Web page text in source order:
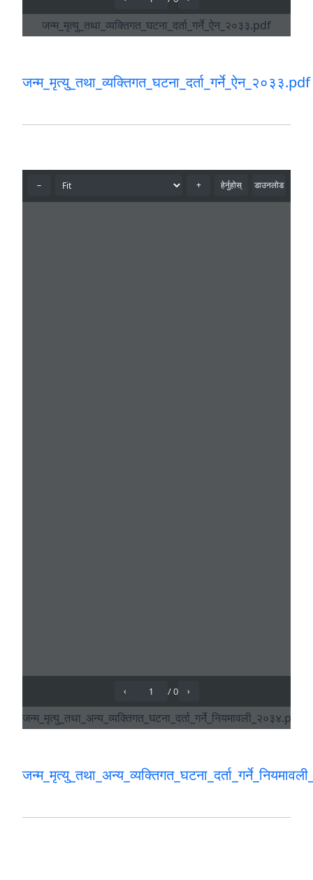
जन्म_मृत्यु_तथा_व्यक्तिगत_घटना_दर्ता_गर्ने_ऐन_२०३३.pdf